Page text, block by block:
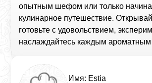
опытным шефом или только
кулинарное путешествие.
готовьте с удовольствием,
наслаждайтесь каждым
Имя: Estia